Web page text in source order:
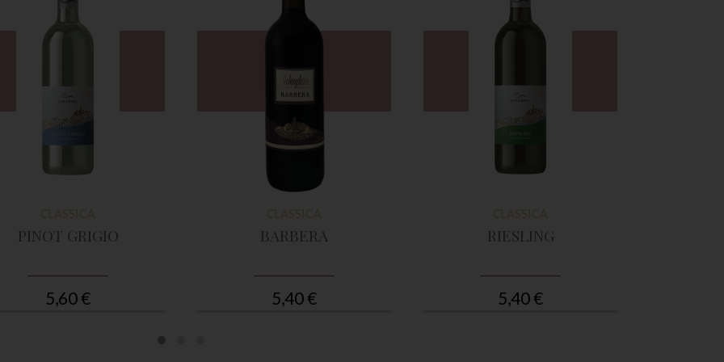
CLASSICA
PINOT GRIGIO
5,60 €
CLASSICA
BARBERA
5,40 €
CLASSICA
RIESLING
5,40 €